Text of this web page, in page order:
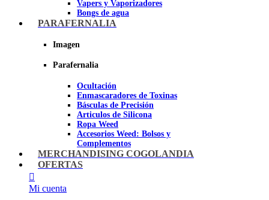
Vapers y Vaporizadores
Bongs de agua
Bandejas para liar
Ceniceros para Fumadores
Pipas BHO
Dabbers
Imagen
PARAFERNALIA
Imagen
Parafernalia
Ocultación
Enmascaradores de Toxinas
Básculas de Precisión
Articulos de Silicona
Ropa Weed
Accesorios Weed: Bolsos y
Complementos
Cannabuds
Inciensos
MERCHANDISING COGOLANDIA
OFERTAS
Mi cuenta